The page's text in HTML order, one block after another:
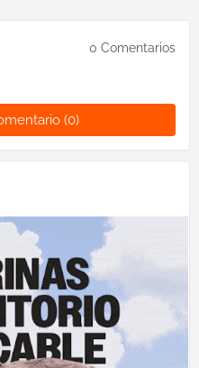
0 Comentarios
(0)